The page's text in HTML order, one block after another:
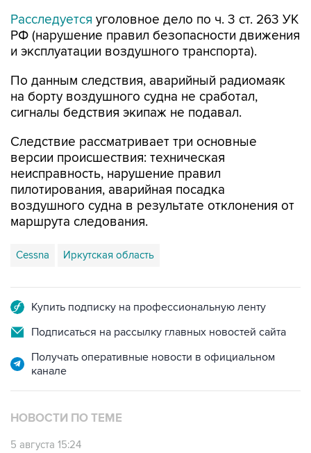
Расследуется уголовное дело по ч. 3 ст. 263 УК
РФ (нарушение правил безопасности движения
и эксплуатации воздушного транспорта).
По данным следствия, аварийный радиомаяк
на борту воздушного судна не сработал,
сигналы бедствия экипаж не подавал.
Следствие рассматривает три основные
версии происшествия: техническая
неисправность, нарушение правил
пилотирования, аварийная посадка
воздушного судна в результате отклонения от
маршрута следования.
Cessna Иркутская область
Купить подписку на профессиональную ленту
Подписаться на рассылку главных новостей сайта
Получать оперативные новости в официальном
канале
НОВОСТИ ПО ТЕМЕ
5 августа 15:24